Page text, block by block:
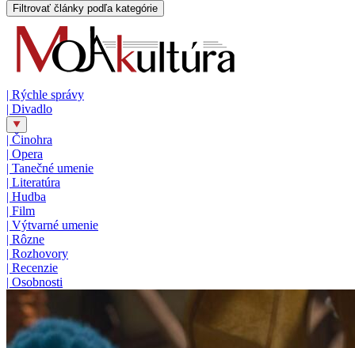
Filtrovať články podľa kategórie
| Rýchle správy
| Divadlo
| Činohra
| Opera
| Tanečné umenie
| Literatúra
| Hudba
| Film
| Výtvarné umenie
| Rôzne
| Rozhovory
| Recenzie
| Osobnosti